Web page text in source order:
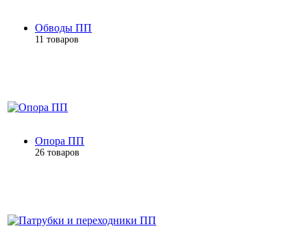
Обводы ПП
11 товаров
Опора ПП
26 товаров